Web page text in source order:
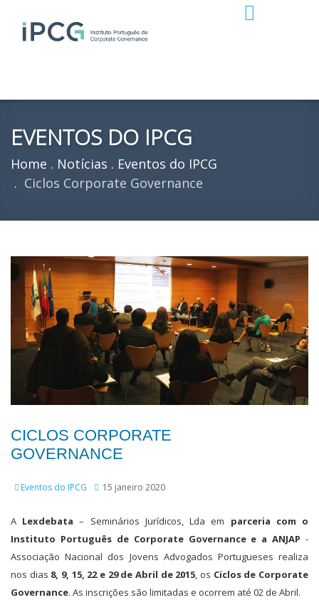
EVENTOS DO IPCG
Home Notícias
Eventos do IPCG
Ciclos Corporate Governance
CICLOS CORPORATE
GOVERNANCE
Eventos do IPCG 15 janeiro 2020
A Lexdebata – Seminários Jurídicos, Lda em parceria com o
Instituto Português de Corporate Governance e a ANJAP -
Associação Nacional dos Jovens Advogados Portugueses realiza
nos dias 8, 9, 15, 22 e 29 de Abril de 2015, os Ciclos de Corporate
Governance. As inscrições são limitadas e ocorrem até 02 de Abril.